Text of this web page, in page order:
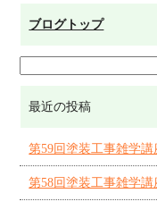
ブログトップ
最近の投稿
第59回塗装工事雑学講
第58回塗装工事雑学講